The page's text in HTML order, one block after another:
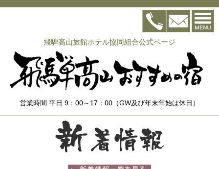
飛騨高山旅館ホテル協同組合公式ページ
営業時間 平日 9：00～17：00（GW及び年末年始は休日）